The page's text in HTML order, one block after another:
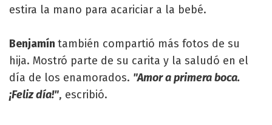
estira la mano para acariciar a la bebé.
Benjamín también compartió más fotos de su
hija. Mostró parte de su carita y la saludó en el
día de los enamorados. "Amor a primera boca.
¡Feliz día!", escribió.